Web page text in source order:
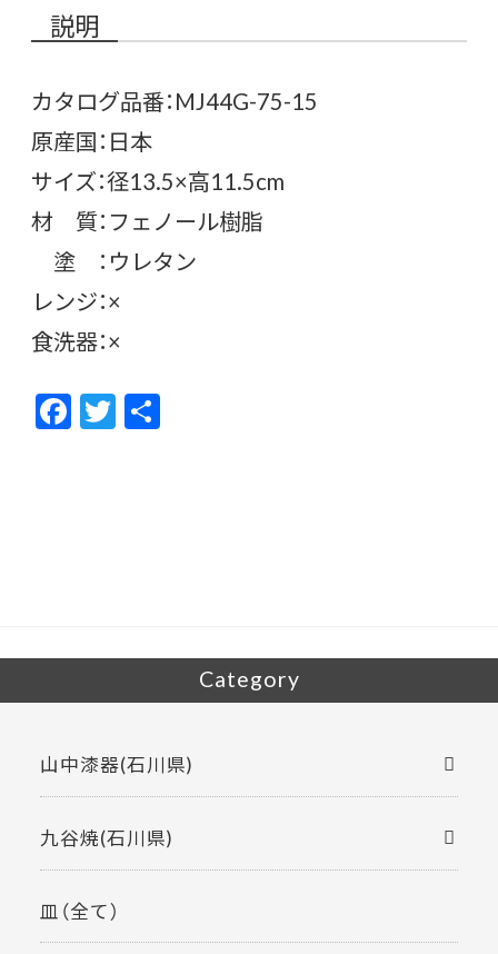
説明
カタログ品番：MJ44G-75-15
原産国：日本
サイズ：径13.5×高11.5cm
材 質：フェノール樹脂
塗 ：ウレタン
レンジ：×
食洗器：×
F
ac
T
w
Category
山中漆器(石川県)
九谷焼(石川県)
皿（全て）